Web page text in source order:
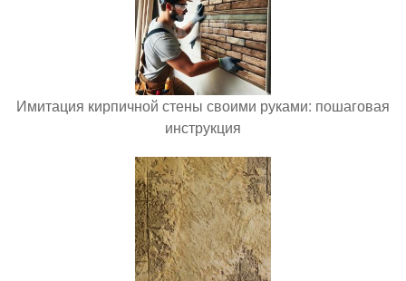
Имитация кирпичной стены своими руками: пошаговая
инструкция